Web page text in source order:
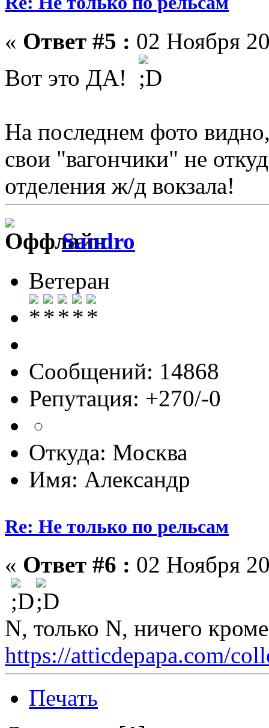
« Ответ #5 : 02 Ноября
Вот это ДА!
На последнем фото
свои "вагончики" не
отделения ж/д вокзала!
Sandro
Ветеран
Сообщений: 14868
Репутация: +270/-0
Откуда: Москва
Имя: Александр
Re: Не только по рельсам
« Ответ #6 : 02 Ноября
N, только N, ничего
https://atticdepapa.com/
Печать